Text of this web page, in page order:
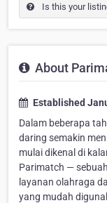
Is this your
About
Established
Dalam beberapa
daring semakin
mulai dikenal di
Parimatch —
layanan olahraga
yang mudah